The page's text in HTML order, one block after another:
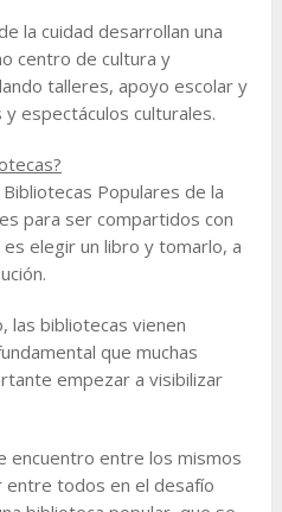
la cuidad desarrollan una
centro de cultura y
talleres, apoyo escolar y
espectáculos culturales.
Populares de la
para ser compartidos con
elegir un libro y tomarlo, a
las bibliotecas vienen
que muchas
empezar a visibilizar
encuentro entre los mismos
entre todos en el desafío